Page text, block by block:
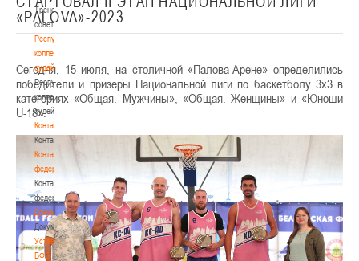
Тренерский
совет
Республиканская
коллегия
судей
Республиканская
коллегия
судей
Контакты
Контакты
Контакты
федерации
Контакты
федерации
Документы
Документы
Устав
БФБ
«PALOVA»-2023
Сегодня, 15 июля, на столичной «Палова-Арене» определились
победители и призеры Национальной лиги по баскетболу 3х3 в
категориях «Общая. Мужчины», «Общая. Женщины» и «Юноши
U-18».